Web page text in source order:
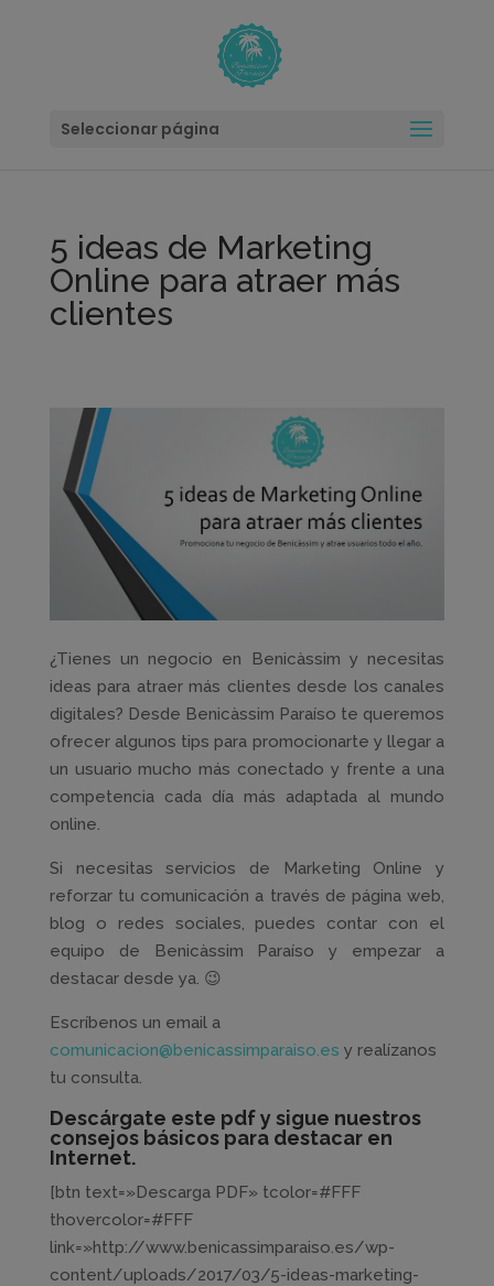
Seleccionar página
5 ideas de Marketing
Online para atraer más
clientes
¿Tienes un negocio en Benicàssim y necesitas
ideas para atraer más clientes desde los canales
digitales? Desde Benicàssim Paraíso te queremos
ofrecer algunos tips para promocionarte y llegar a
un usuario mucho más conectado y frente a una
competencia cada día más adaptada al mundo
online.
Si necesitas servicios de Marketing Online y
reforzar tu comunicación a través de página web,
blog o redes sociales, puedes contar con el
equipo de Benicàssim Paraíso y empezar a
destacar desde ya. 😉
Escríbenos un email a
comunicacion@benicassimparaiso.es y realízanos
tu consulta.
Descárgate este pdf y sigue nuestros
consejos básicos para destacar en
Internet.
[btn text=»Descarga PDF» tcolor=#FFF
thovercolor=#FFF
link=»http://www.benicassimparaiso.es/wp-
content/uploads/2017/03/5-ideas-marketing-